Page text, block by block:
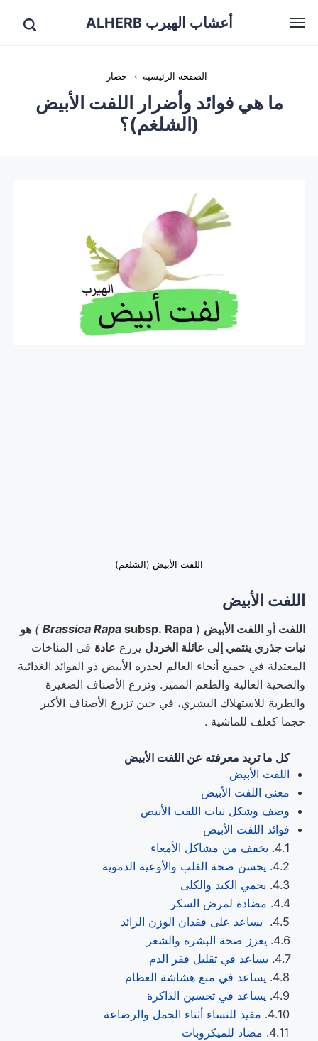
أعشاب الهيرب ALHERB
الصفحة الرئيسية › خضار
ما هي فوائد وأضرار اللفت الأبيض
(الشلغم)؟
اللفت الأبيض (الشلغم)
اللفت الأبيض
اللفت أو اللفت الأبيض (
Brassica Rapa subsp. Rapa
) هو
نبات جذري ينتمي إلى عائلة الخردل يزرع عادة في المناخات
المعتدلة في جميع أنحاء العالم لجذره الأبيض ذو الفوائد الغذائية
والصحية العالية والطعم المميز. وتزرع الأصناف الصغيرة
والطرية للاستهلاك البشري، في حين تزرع الأصناف الأكبر
حجما كعلف للماشية .
كل ما تريد معرفته عناللفت الأبيض
اللفت الأبيض
معنى اللفت الأبيض
وصف وشكل نبات اللفت الأبيض
فوائد اللفت الأبيض
يخفف من مشاكل الأمعاء
يحسن صحة القلب والأوعية الدموية
يحمي الكبد والكلى
مضادة لمرض السكر
يساعد على فقدان الوزن الزائد
يعزز صحة البشرة والشعر
يساعد في تقليل فقر الدم
يساعد في منع هشاشة العظام
يساعد في تحسين الذاكرة
مفيد للنساء أثناء الحمل والرضاعة
مضاد للميكروبات